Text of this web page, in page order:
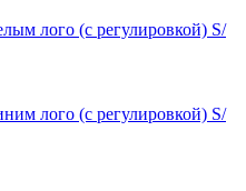
лого (с регулировкой) S/
лого (с регулировкой) S/